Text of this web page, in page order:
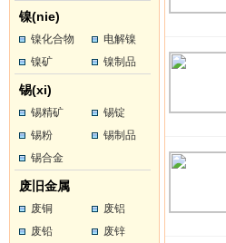
镍(nie)
镍化合物
电解镍
镍矿
镍制品
锡(xi)
锡精矿
锡锭
锡粉
锡制品
锡合金
废旧金属
废铜
废铝
废铅
废锌